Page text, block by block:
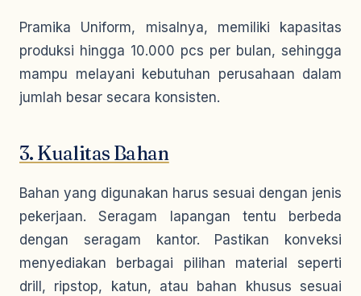
Pramika Uniform, misalnya, memiliki kapasitas
produksi hingga 10.000 pcs per bulan, sehingga
mampu melayani kebutuhan perusahaan dalam
jumlah besar secara konsisten.
3. Kualitas Bahan
Bahan yang digunakan harus sesuai dengan jenis
pekerjaan. Seragam lapangan tentu berbeda
dengan seragam kantor. Pastikan konveksi
menyediakan berbagai pilihan material seperti
drill, ripstop, katun, atau bahan khusus sesuai